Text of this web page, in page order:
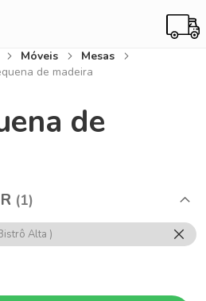
Móveis
Mesas
de madeira
de
Alta )
Esse